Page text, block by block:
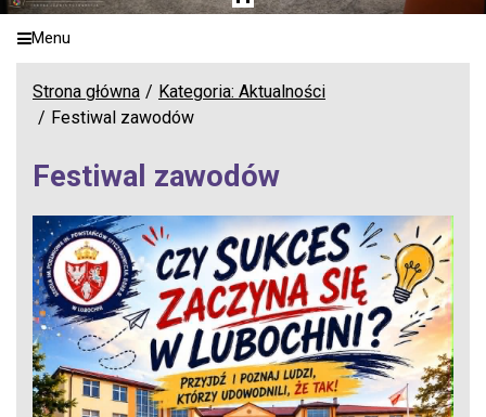
Menu
Strona główna
Kategoria: Aktualności
Festiwal zawodów
Festiwal zawodów